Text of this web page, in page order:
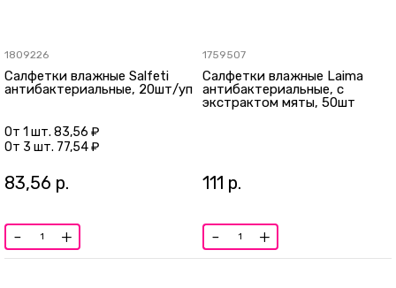
1809226
Салфетки влажные Salfeti
антибактериальные, 20шт/уп
От 1 шт. 83,56 ₽
От 3 шт. 77,54 ₽
83,56 р.
- +
1759507
Салфетки влажные Laima
антибактериальные, с
экстрактом мяты, 50шт
111 р.
- +